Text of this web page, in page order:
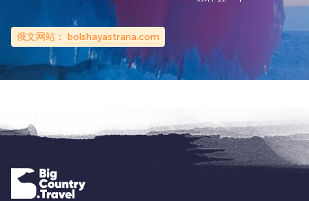
俄文网站： bolshayastrana.com